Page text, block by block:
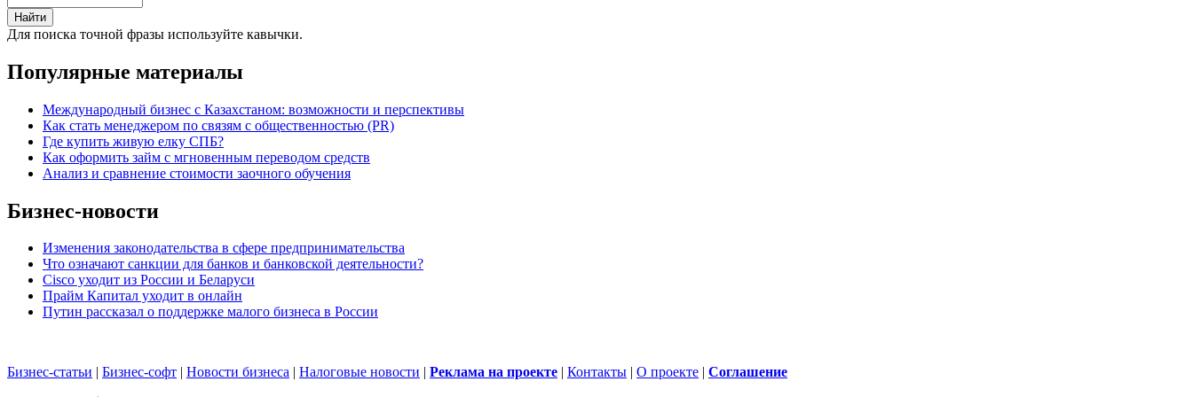
Для поиска точной фразы используйте кавычки.
Популярные материалы
Международный бизнес с Казахстаном: возможности и перспективы
Как стать менеджером по связям с общественностью (PR)
Где купить живую елку СПБ?
Как оформить займ с мгновенным переводом средств
Анализ и сравнение стоимости заочного обучения
Бизнес-новости
Изменения законодательства в сфере предпринимательства
Что означают санкции для банков и банковской деятельности?
Cisco уходит из России и Беларуси
Прайм Капитал уходит в онлайн
Путин рассказал о поддержке малого бизнеса в России
Бизнес-статьи | Бизнес-софт | Новости бизнеса | Налоговые новости | Реклама на проекте | Контакты | О проекте | Cоглашение